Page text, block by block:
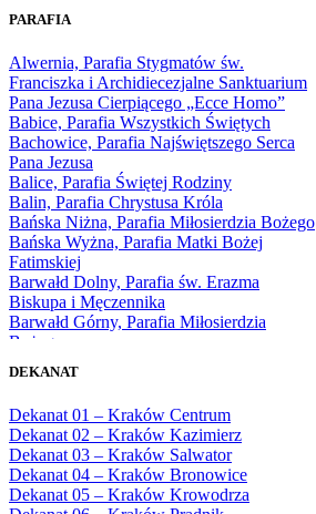
1966
1968
1969
1970
1971
1972
1973
1974
1975
1976
1977
1978
1979
1980
1981
1983
1985
1986
1987
1988
1989
1990
PARAFIA
Alwernia, Parafia Stygmatów św.
Franciszka i Archidiecezjalne Sanktuarium
Pana Jezusa Cierpiącego „Ecce Homo”
Babice, Parafia Wszystkich Świętych
Bachowice, Parafia Najświętszego Serca
Pana Jezusa
Balice, Parafia Świętej Rodziny
Balin, Parafia Chrystusa Króla
Bańska Niżna, Parafia Miłosierdzia Bożego
Bańska Wyżna, Parafia Matki Bożej
Fatimskiej
Barwałd Dolny, Parafia św. Erazma
Biskupa i Męczennika
Barwałd Górny, Parafia Miłosierdzia
Bożego
Bęczarka, Parafia Matki Boskiej
Będkowice, Parafia Najświętszej Maryi
Panny Królowej
Białka Górna, Parafia Matki Bożej
Królowej Rodzin
Białka Tatrzańska, Parafia Świętych
DEKANAT
Dekanat 01 – Kraków Centrum
Dekanat 02 – Kraków Kazimierz
Dekanat 03 – Kraków Salwator
Dekanat 04 – Kraków Bronowice
Dekanat 05 – Kraków Krowodrza